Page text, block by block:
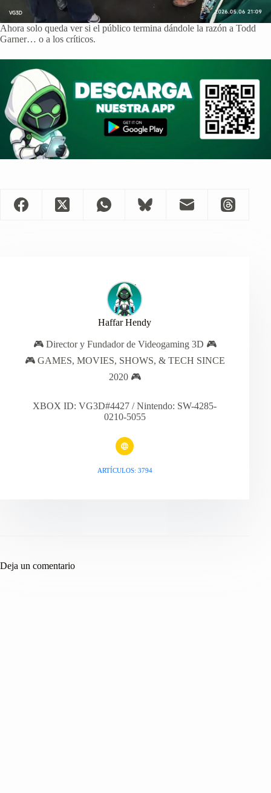
Ahora solo queda ver si el público termina dándole la razón a Todd
Garner… o a los críticos.
Haffar Hendy
🎮 Director y Fundador de Videogaming 3D 🎮
🎮 GAMES, MOVIES, SHOWS, & TECH SINCE
2020 🎮
XBOX ID: VG3D#4427 / Nintendo: SW-4285-
0210-5055
ARTÍCULOS: 3794
Deja un comentario